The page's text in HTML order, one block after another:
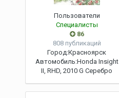
Пользователи
Специалисты
86
808 публикаций
Город:Красноярск
Автомобиль:Honda Insight
II, RHD, 2010 G Серебро